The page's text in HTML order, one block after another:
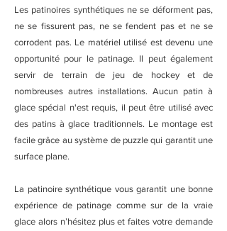
Les patinoires synthétiques ne se déforment pas,
ne se fissurent pas, ne se fendent pas et ne se
corrodent pas. Le matériel utilisé est devenu une
opportunité pour le patinage. Il peut également
servir de terrain de jeu de hockey et de
nombreuses autres installations. Aucun patin à
glace spécial n'est requis, il peut être utilisé avec
des patins à glace traditionnels. Le montage est
facile grâce au système de puzzle qui garantit une
surface plane.
La patinoire synthétique vous garantit une bonne
expérience de patinage comme sur de la vraie
glace alors n’hésitez plus et faites votre demande